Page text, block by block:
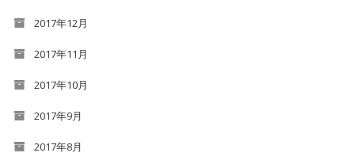
2017年12月
2017年11月
2017年10月
2017年9月
2017年8月